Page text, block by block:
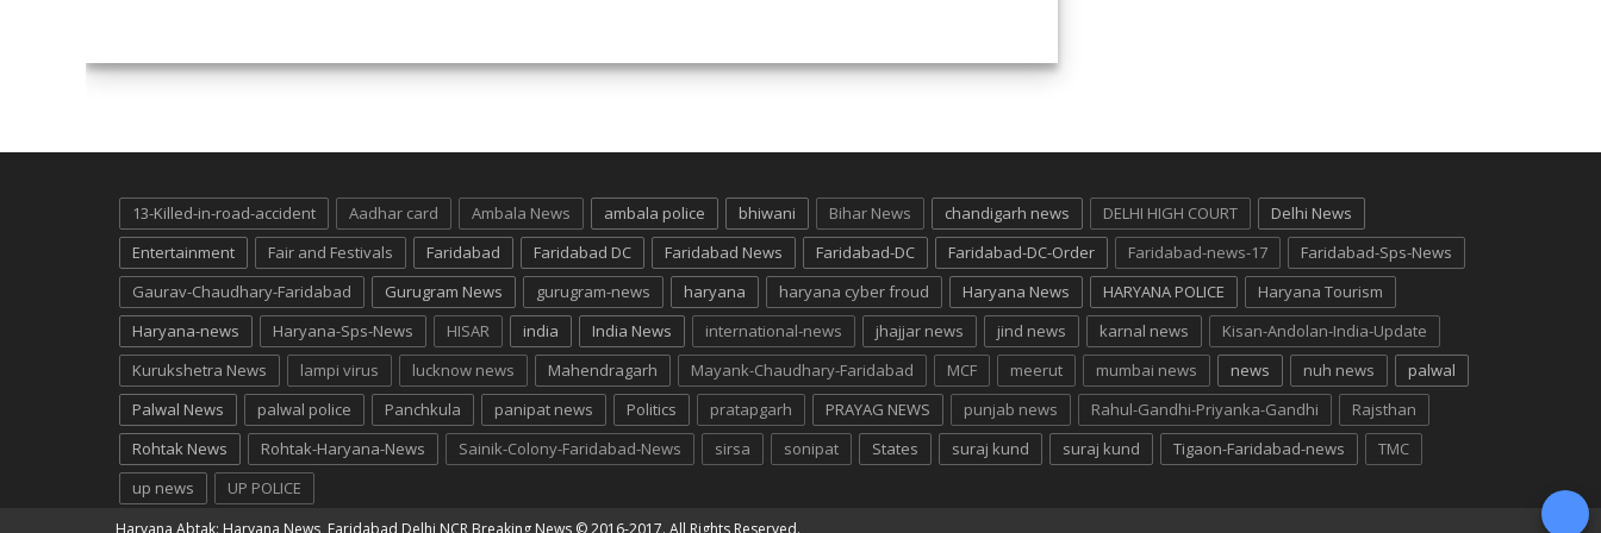
13-Killed-in-road-accident Aadhar card Ambala News ambala police bhiwani Bihar News chandigarh news DELHI HIGH COURT
Delhi News
Entertainment
Fair and Festivals Faridabad Faridabad DC Faridabad News Faridabad-DC Faridabad-DC-Order Faridabad-news-17
Faridabad-Sps-News
Gaurav-Chaudhary-Faridabad
Gurugram News gurugram-news haryana haryana cyber froud Haryana News HARYANA POLICE
Haryana Tourism
Haryana-news
Haryana-Sps-News HISAR india India News international-news jhajjar news jind news karnal news
Kisan-Andolan-India-Update
Kurukshetra News
lampi virus lucknow news Mahendragarh Mayank-Chaudhary-Faridabad MCF meerut mumbai news news nuh news
palwal
Palwal News
palwal police Panchkula panipat news Politics pratapgarh PRAYAG NEWS punjab news Rahul-Gandhi-Priyanka-Gandhi
Rajsthan
Rohtak News
Rohtak-Haryana-News Sainik-Colony-Faridabad-News sirsa sonipat States suraj kund suraj kund Tigaon-Faridabad-news
TMC
up news
UP POLICE
Haryana Abtak: Haryana News, Faridabad Delhi NCR Breaking News © 2016-2017. All Rights Reserved.